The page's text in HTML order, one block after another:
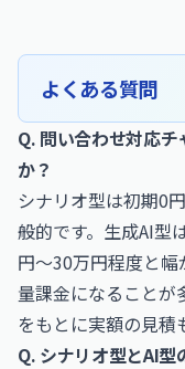
よくある質問
Q. 問い合わせ対応
か？
シナリオ型は初期0
般的です。生成AI型
円〜30万円程度と幅
量課金になること
をもとに実額の見積
Q. シナリオ型とAI